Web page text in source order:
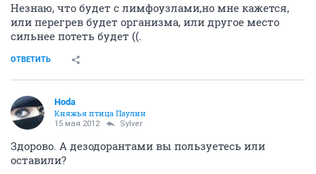
Незнаю, что будет с лимфоузлами,но мне кажется,
или перегрев будет организма, или другое место
сильнее потеть будет ((.
ОТВЕТИТЬ
Hoda
Княжья птица Паулин
15 мая 2012 Sylver
Здорово. А дезодорантами вы пользуетесь или
оставили?